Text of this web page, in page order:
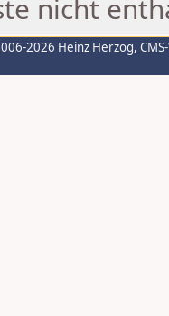
nicht
2026 Heinz Herzog,